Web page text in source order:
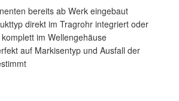
bereits ab Werk eingebaut
direkt im Tragrohr integriert oder
im Wellengehäuse
auf Markisentyp und Ausfall der